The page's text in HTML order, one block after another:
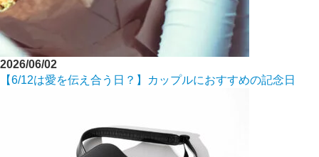
2026/06/02
【6/12は愛を伝え合う日？】カップルにおすすめの記念日